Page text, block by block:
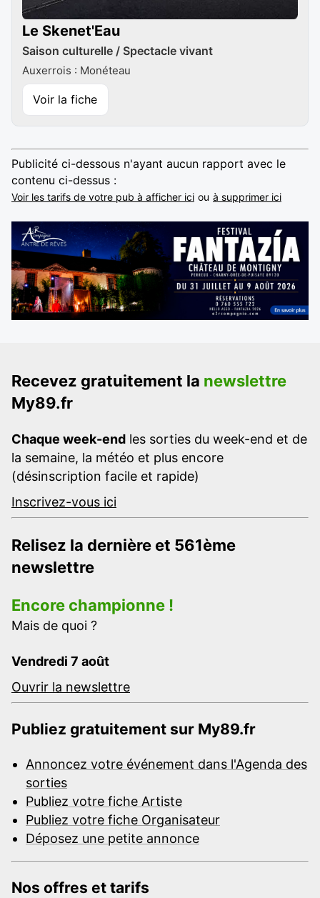
Le Skenet'Eau
Saison culturelle / Spectacle vivant
Auxerrois : Monéteau
Voir la fiche
Publicité ci-dessous n'ayant aucun rapport avec le
contenu ci-dessus :
Voir les tarifs de votre pub à afficher ici ou à supprimer ici
Recevez gratuitement la newslettre
My89.fr
Chaque week-end les sorties du week-end et de
la semaine, la météo et plus encore
(désinscription facile et rapide)
Inscrivez-vous ici
Relisez la dernière et 561ème
newslettre
Encore championne !
Mais de quoi ?
Vendredi 7 août
Ouvrir la newslettre
Publiez gratuitement sur My89.fr
Annoncez votre événement dans l'Agenda des
sorties
Publiez votre fiche Artiste
Publiez votre fiche Organisateur
Déposez une petite annonce
Nos offres et tarifs